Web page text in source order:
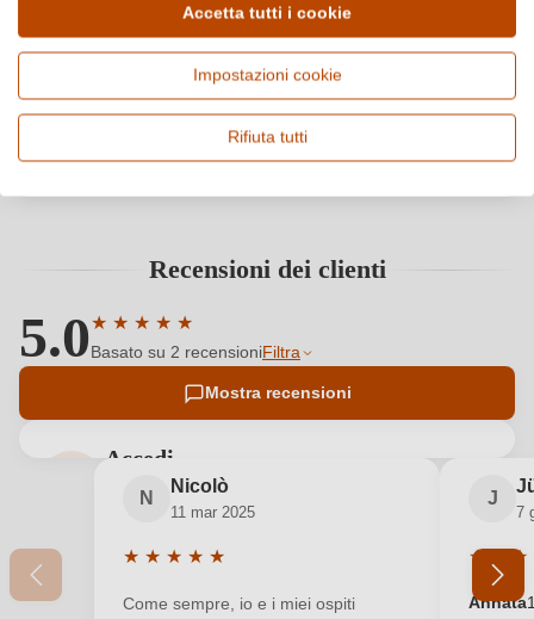
Premi e riconoscimenti
/100 Scopri di più
Recensioni dei clienti
5.0★ ★ ★ ★ ★
Valutazione media di 5 su 5 stelle
Basato su 2 recensioniFiltra
Mostra recensioni
Accedi
Accedi per poter lasciare una recensione. Non
ancora registrato?
Nuovo cliente?Registrati
N
Nicolò
11 mar 2025
★ ★ ★ ★ ★
Come sempre, io e i miei ospiti
J
7
★ ★
Annata
Accetta tutti i cookie
Impostazioni cookie
Rifiuta tutti